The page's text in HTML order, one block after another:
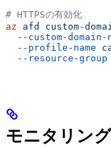
# HTTPSの有効化
az afd custom-
--custom-domain-
  --profile-name
  --resource-group
モニタリン